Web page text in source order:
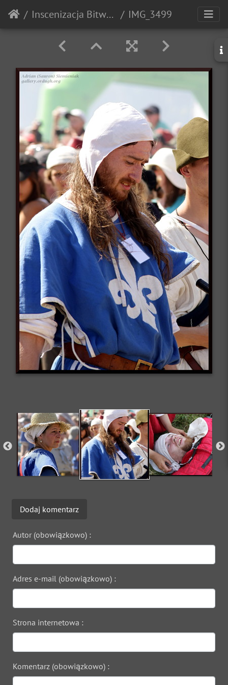
Inscenizacja Bitwy pod Grunwaldem - 2010r. IMG_3499
Dodaj komentarz
Autor (obowiązkowo) :
Adres e-mail (obowiązkowo) :
Strona internetowa :
Komentarz (obowiązkowo) :